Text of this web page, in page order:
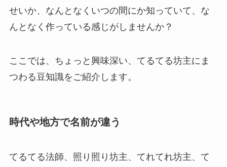
せいか、なんとなくいつの間にか知っていて、な
んとなく作っている感じがしませんか？
ここでは、ちょっと興味深い、てるてる坊主にま
つわる豆知識をご紹介します。
時代や地方で名前が違う
てるてる法師、照り照り坊主、てれてれ坊主、て